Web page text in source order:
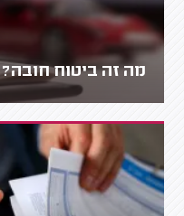
מה זה ביטוח חובה?